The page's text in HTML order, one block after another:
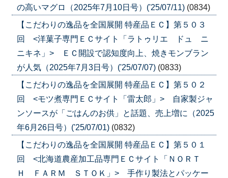
の高いマグロ（2025年7月10日号）('25/07/11) (0834)
【こだわりの逸品を全国展開 特産品ＥＣ】第５０３
回 <洋菓子専門ＥＣサイト「ラトゥリエ ドュ ニ
ニキネ」> ＥＣ開設で認知度向上、焼きモンブラン
が人気（2025年7月3日号）('25/07/07) (0833)
【こだわりの逸品を全国展開 特産品ＥＣ】第５０２
回 <モツ煮専門ＥＣサイト「雷太郎」> 自家製ジャ
ンソースが「ごはんのお供」と話題、売上増に（2025
年6月26日号）('25/07/01) (0832)
【こだわりの逸品を全国展開 特産品ＥＣ】第５０１
回 <北海道農産加工品専門ＥＣサイト「ＮＯＲＴ
Ｈ ＦＡＲＭ ＳＴＯＫ」> 手作り製法とパッケー